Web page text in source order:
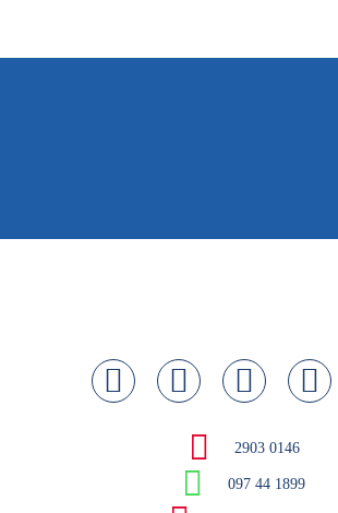
2903 0146
097 44 1899